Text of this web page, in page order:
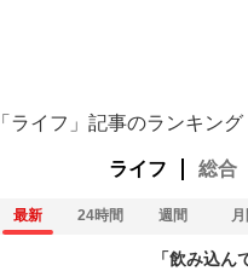
「ライフ」記事のランキング
ライフ 総合
最新 24時間 週間
「飲み込ん